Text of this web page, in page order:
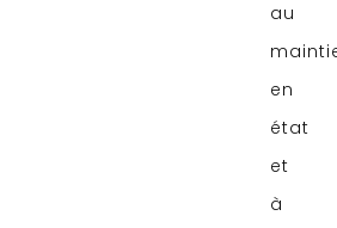
au
en
état
et
à